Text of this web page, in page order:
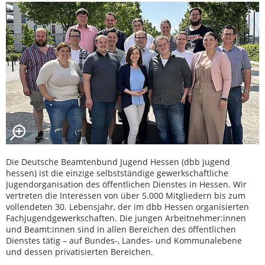
Die Deutsche Beamtenbund Jugend Hessen (dbb jugend
hessen) ist die einzige selbstständige gewerkschaftliche
Jugendorganisation des öffentlichen Dienstes in Hessen. Wir
vertreten die Interessen von über 5.000 Mitgliedern bis zum
vollendeten 30. Lebensjahr, der im dbb Hessen organisierten
Fachjugendgewerkschaften. Die jungen Arbeitnehmer:innen
und Beamt:innen sind in allen Bereichen des öffentlichen
Dienstes tätig – auf Bundes-, Landes- und Kommunalebene
und dessen privatisierten Bereichen.